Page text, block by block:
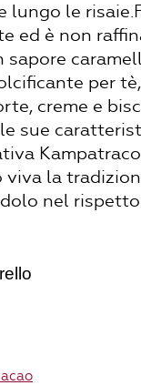
lungo le
ed è non
sapore
per
creme e
sue
la
nel